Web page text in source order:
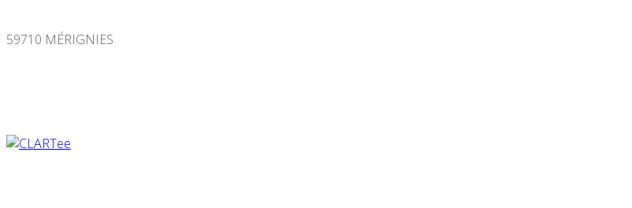
59710 MÉRIGNIES